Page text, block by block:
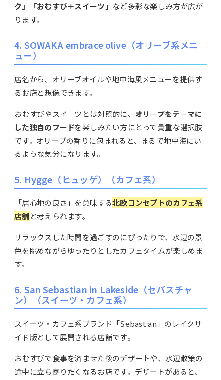
ク」「おむすび＋スイーツ」 など多彩な楽しみ方が広が
ります。
4. SOWAKA embrace olive（オリーブ系メニ
ュー）
店名から、オリーブオイルや地中海風メニューを提供す
るお店と想像できます。
おむすびやスイーツとは対照的に、 オリーブをテーマに
した独自のフードを楽しみたい方にとって貴重な選択肢
です。オリーブの香りに包まれると、まるで地中海にい
るような気分になります。
5. Hygge（ヒュッゲ）（カフェ系）
「居心地の良さ」を意味する北欧コンセプトのカフェ系
店舗と考えられます。
リラックスした時間を過ごすのにぴったりで、水辺の景
色を眺めながらゆったりとしたカフェタイムが楽しめま
す。
6. San Sebastian in Lakeside（セバスチャ
ン）（スイーツ・カフェ系）
スイーツ・カフェ系ブランド「Sebastian」のレイクサ
イド版として展開される店舗です。
おむすびで食事を済ませた後のデザートや、水辺散策の
途中に立ち寄りたくなるお店です。デザートがあると、